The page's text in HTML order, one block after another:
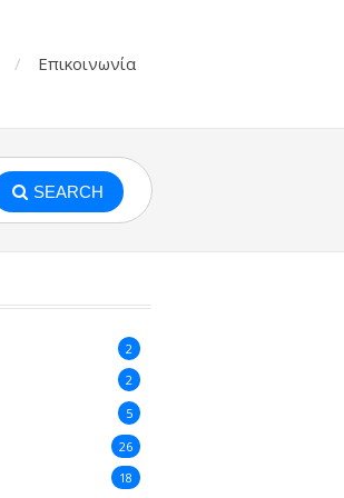
Επικοινωνία
SEARCH
2
2
5
26
18